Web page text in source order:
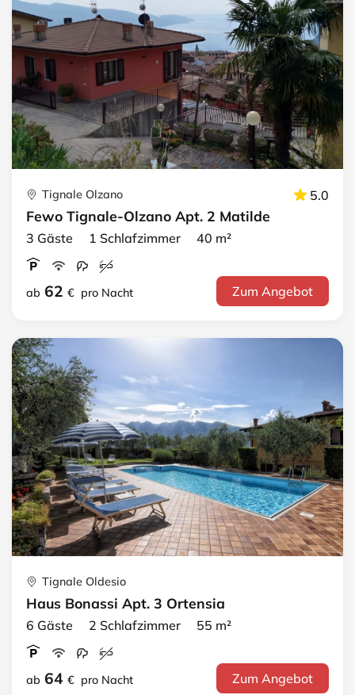
Tignale Olzano 5.0
Fewo Tignale-Olzano Apt. 2 Matilde
3 Gäste 1 Schlafzimmer 40 m²
ab 62 € pro Nacht Zum Angebot
Tignale Oldesio
Haus Bonassi Apt. 3 Ortensia
6 Gäste 2 Schlafzimmer 55 m²
ab 64 € pro Nacht Zum Angebot